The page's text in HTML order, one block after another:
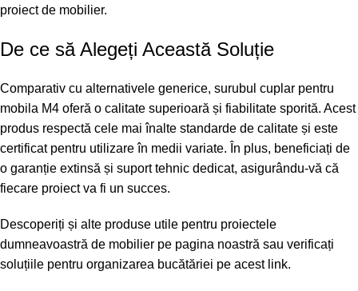
proiect de mobilier.
De ce să Alegeți Această Soluție
Comparativ cu alternativele generice, surubul cuplar pentru
mobila M4 oferă o calitate superioară și fiabilitate sporită. Acest
produs respectă cele mai înalte standarde de calitate și este
certificat pentru utilizare în medii variate. În plus, beneficiați de
o garanție extinsă și suport tehnic dedicat, asigurându-vă că
fiecare proiect va fi un succes.
Descoperiți și alte produse utile pentru proiectele
dumneavoastră de mobilier pe pagina noastră sau verificați
soluțiile pentru organizarea bucătăriei pe acest link.